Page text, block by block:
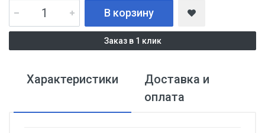
В корзину
Заказ в 1 клик
Характеристики
Доставка и
оплата